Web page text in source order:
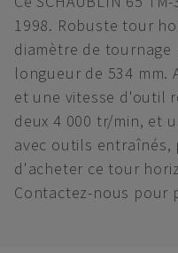
1998. Robuste tour
diamètre de tournage
longueur de 534 mm.
et une vitesse d'outil
deux 4 000 tr/min, et
avec outils
d'acheter ce tour
Contactez-nous pour